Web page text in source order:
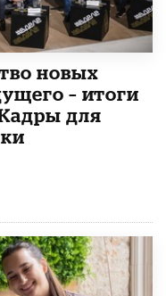
новых
– итоги
для